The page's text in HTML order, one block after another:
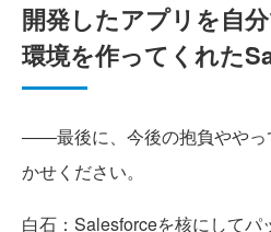
開発したアプリを自
環境を作ってくれた
――最後に、今後の抱負ややっ
かせください。
白石 ：Salesforceを核にして